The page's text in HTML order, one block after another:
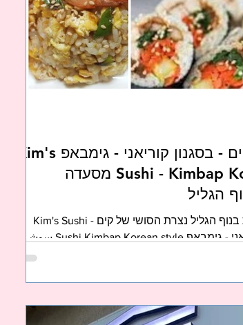
הסושי של קים - בסגנון קוריאני - גימבאפ Kim's
Sushi - Kimbap Korean style מסעדה
הגליל
מסעדה קוריאנית בנוף הגליל נצרת הסושי של קים - Kim's Sushi
סושי בסגנון קוריאני - גימבאפ Sushi Kimbap Korean style سوشي